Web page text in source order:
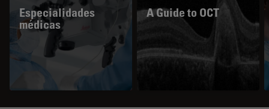
Especialidades
médicas
A Guide to OCT